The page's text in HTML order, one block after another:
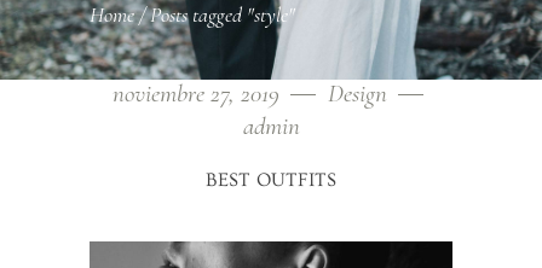
Home/Posts tagged "style"
noviembre 27, 2019
Design
admin
BEST OUTFITS